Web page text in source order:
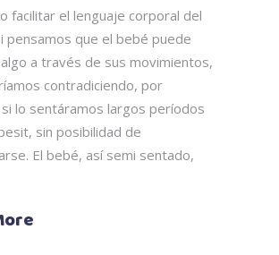
el lenguaje corporal del
pensamos que el bebé puede
a través de sus movimientos,
contradiciendo, por
lo sentáramos largos períodos
sin posibilidad de
El bebé, así semi sentado,